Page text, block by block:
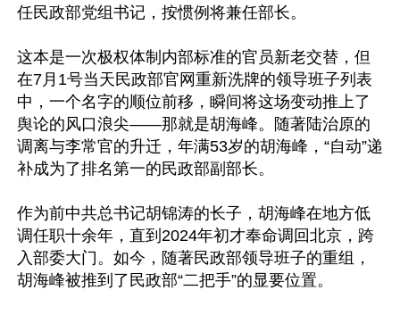
任民政部党组书记，按惯例将兼任部长。
这本是一次极权体制内部标准的官员新老交替，但
在7月1号当天民政部官网重新洗牌的领导班子列表
中，一个名字的顺位前移，瞬间将这场变动推上了
舆论的风口浪尖——那就是胡海峰。随著陆治原的
调离与李常官的升迁，年满53岁的胡海峰，“自动”递
补成为了排名第一的民政部副部长。
作为前中共总书记胡锦涛的长子，胡海峰在地方低
调任职十余年，直到2024年初才奉命调回北京，跨
入部委大门。如今，随著民政部领导班子的重组，
胡海峰被推到了民政部“二把手”的显要位置。